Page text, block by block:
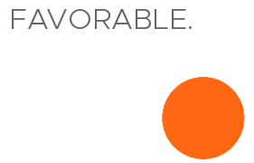
FAVORABLE.